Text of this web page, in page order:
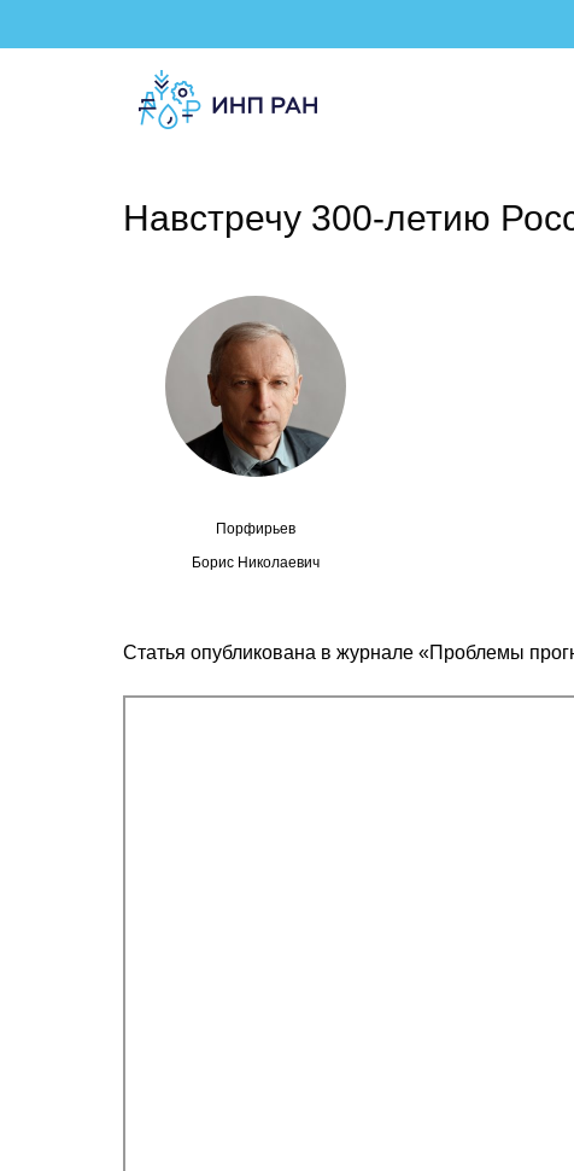
Навстречу 300-летию
Порфирьев
Борис Николаевич
Статья опубликована в журнале «Проблемы